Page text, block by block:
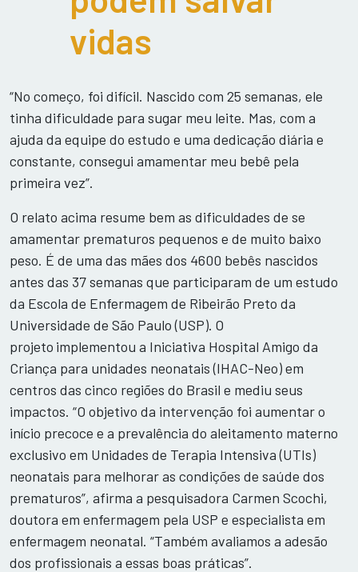
vidas
“No começo, foi difícil. Nascido com 25 semanas, ele
tinha dificuldade para sugar meu leite. Mas, com a
ajuda da equipe do estudo e uma dedicação diária e
constante, consegui amamentar meu bebê pela
primeira vez”.
O relato acima resume bem as dificuldades de se
amamentar prematuros pequenos e de muito baixo
peso. É de uma das mães dos 4600 bebês nascidos
antes das 37 semanas que participaram de um estudo
da Escola de Enfermagem de Ribeirão Preto da
Universidade de São Paulo (USP). O
projeto implementou a Iniciativa Hospital Amigo da
Criança para unidades neonatais (IHAC-Neo) em
centros das cinco regiões do Brasil e mediu seus
impactos. “O objetivo da intervenção foi aumentar o
início precoce e a prevalência do aleitamento materno
exclusivo em Unidades de Terapia Intensiva (UTIs)
neonatais para melhorar as condições de saúde dos
prematuros”, afirma a pesquisadora Carmen Scochi,
doutora em enfermagem pela USP e especialista em
enfermagem neonatal. “Também avaliamos a adesão
dos profissionais a essas boas práticas”.